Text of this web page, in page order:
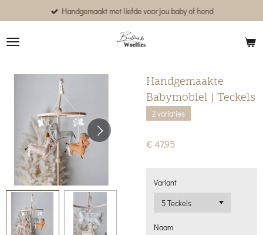
naar
Handgemaakt met liefde voor jou baby of hond
Handgemaakte
Babymobiel | Teckels
2 variaties
€ 47,95
Variant
Naam